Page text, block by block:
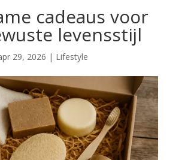
cadeaus voor
levensstijl
29, 2026 | Lifestyle